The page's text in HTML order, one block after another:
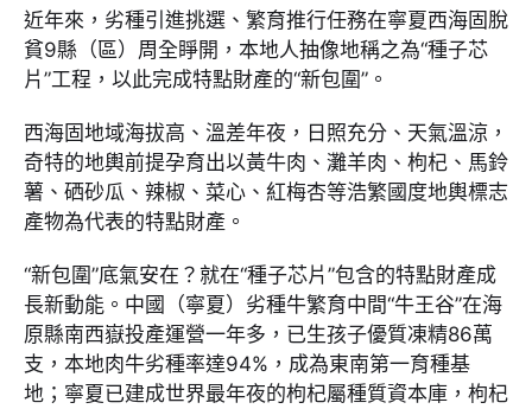
近年來，劣種引進挑選、繁育推行任務在寧夏西海固脫
貧9縣（區）周全睜開，本地人抽像地稱之為“種子芯
片”工程，以此完成特點財產的“新包圍”。
西海固地域海拔高、溫差年夜，日照充分、天氣溫涼，
奇特的地輿前提孕育出以黃牛肉、灘羊肉、枸杞、馬鈴
薯、硒砂瓜、辣椒、菜心、紅梅杏等浩繁國度地輿標志
產物為代表的特點財產。
“新包圍”底氣安在？就在“種子芯片”包含的特點財產成
長新動能。中國（寧夏）劣種牛繁育中間“牛王谷”在海
原縣南西嶽投產運營一年多，已生孩子優質凍精86萬
支，本地肉牛劣種率達94%，成為東南第一育種基
地；寧夏已建成世界最年夜的枸杞屬種質資本庫，枸杞